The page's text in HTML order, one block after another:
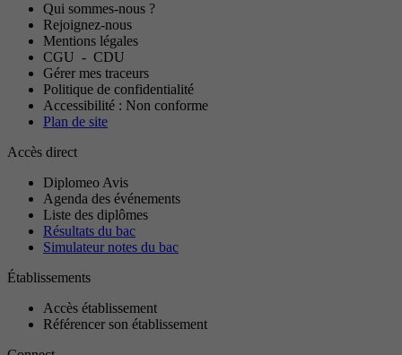
Qui sommes-nous ?
Rejoignez-nous
Mentions légales
CGU - CDU
Gérer mes traceurs
Politique de confidentialité
Accessibilité : Non conforme
Plan de site
Accès direct
Diplomeo Avis
Agenda des événements
Liste des diplômes
Résultats du bac
Simulateur notes du bac
Établissements
Accès établissement
Référencer son établissement